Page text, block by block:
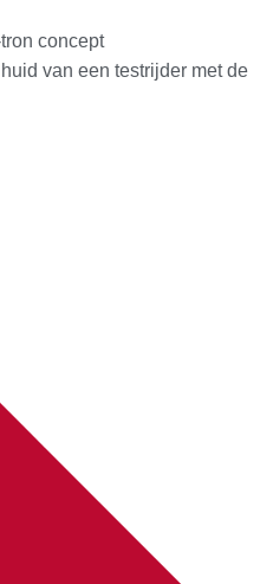
concept
van een testrijder met de